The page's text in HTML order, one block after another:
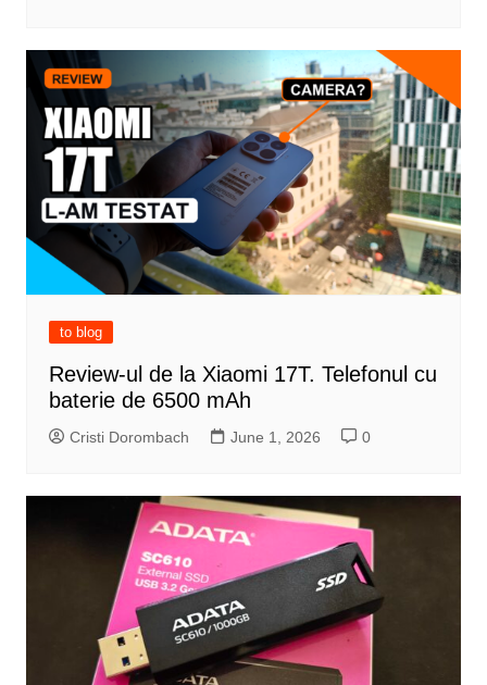
to blog
Review-ul de la Xiaomi 17T. Telefonul cu
baterie de 6500 mAh
Cristi Dorombach June 1, 2026 0